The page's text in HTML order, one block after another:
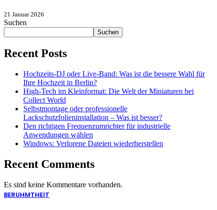
21 Januar 2026
Suchen
Suchen
Recent Posts
Hochzeits-DJ oder Live-Band: Was ist die bessere Wahl für
Ihre Hochzeit in Berlin?
High-Tech im Kleinformat: Die Welt der Miniaturen bei
Collect World
Selbstmontage oder professionelle
Lackschutzfolieninstallation – Was ist besser?
Den richtigen Frequenzumrichter für industrielle
Anwendungen wählen
Windows: Verlorene Dateien wiederherstellen
Recent Comments
Es sind keine Kommentare vorhanden.
BERUHMTHEIT